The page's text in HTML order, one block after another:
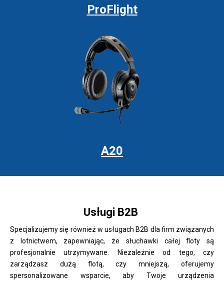
ProFlight
A20
Usługi B2B
Specjalizujemy się również w usługach B2B dla firm związanych
z lotnictwem, zapewniając, że słuchawki całej floty są
profesjonalnie utrzymywane. Niezależnie od tego, czy
zarządzasz dużą flotą, czy mniejszą, oferujemy
spersonalizowane wsparcie, aby Twoje urządzenia